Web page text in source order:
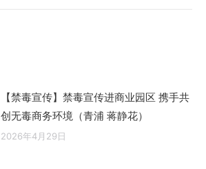
的
【禁毒宣传】禁毒宣传进商业园区 携手共
创无毒商务环境（青浦 蒋静花）
2026年4月29日